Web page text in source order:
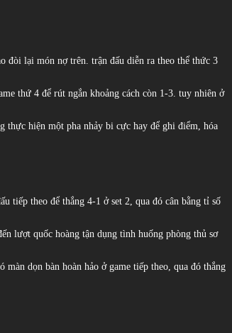
đòi lại món nợ trên. trận đấu diễn ra theo thể thức 3
thứ 4 để rút ngắn khoảng cách còn 1-3. tuy nhiên ở
thực hiện một pha nhảy bi cực hay để ghi điểm, hóa
tiếp theo để thắng 4-1 ở set 2, qua đó cân bằng tỉ số
lượt quốc hoàng tận dụng tình huống phòng thủ sơ
dọn bàn hoàn hảo ở game tiếp theo, qua đó thắng